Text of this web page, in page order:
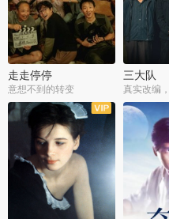
走走停停
意想不到的转变
三大队